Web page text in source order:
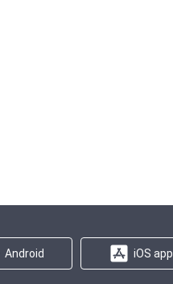
Android iOS app